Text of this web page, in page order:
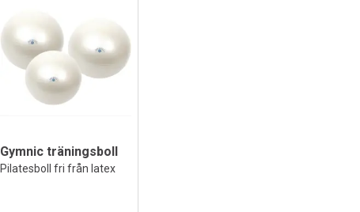
Gymnic träningsboll
Pilatesboll fri från latex